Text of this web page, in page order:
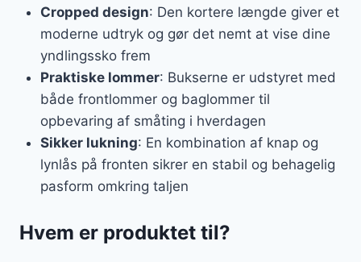
Cropped design: Den kortere længde giver et
moderne udtryk og gør det nemt at vise dine
yndlingssko frem
Praktiske lommer: Bukserne er udstyret med
både frontlommer og baglommer til
opbevaring af småting i hverdagen
Sikker lukning: En kombination af knap og
lynlås på fronten sikrer en stabil og behagelig
pasform omkring taljen
Hvem er produktet til?